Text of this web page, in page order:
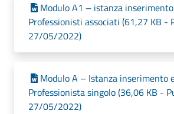
Modulo A1 – istanza
Professionisti associati (61,27 KB -
27/05/2022)
Modulo A – Istanza inserimento
Professionista singolo (36,06 KB -
27/05/2022)